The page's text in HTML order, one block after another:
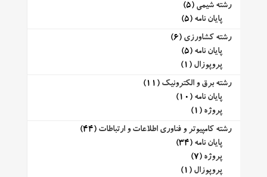
رشته شیمی (5)
پایان نامه (5)
رشته کشاورزی (6)
پایان نامه (5)
پروپوزال (1)
رشته برق و الکترونیک (11)
پایان نامه (10)
پروژه (1)
رشته کامپیوتر و فناوری اطلاعات و ارتباطات (44)
پایان نامه (34)
پروژه (7)
پروپوزال (1)